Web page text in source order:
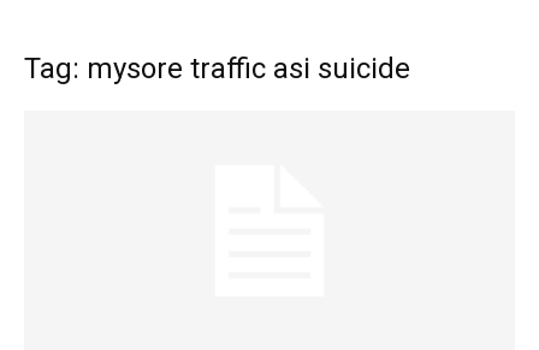
Tag: mysore traffic asi suicide